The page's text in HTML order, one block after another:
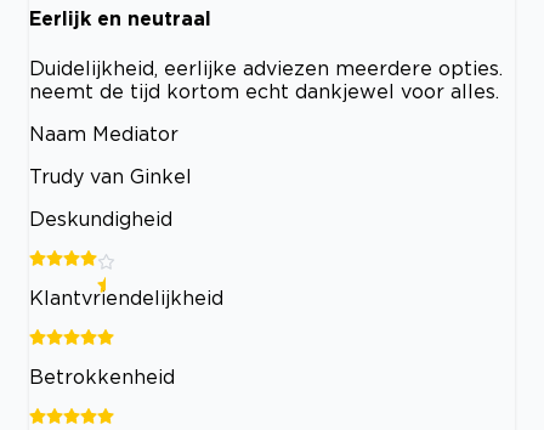
Eerlijk en neutraal
Duidelijkheid, eerlijke adviezen meerdere opties.
neemt de tijd kortom echt dankjewel voor alles.
Naam Mediator
Trudy van Ginkel
Deskundigheid
Klantvriendelijkheid
Betrokkenheid